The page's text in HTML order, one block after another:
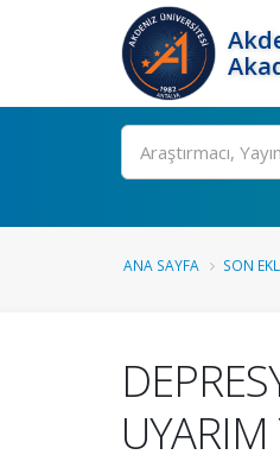
Ara
ANA SAYFA SON